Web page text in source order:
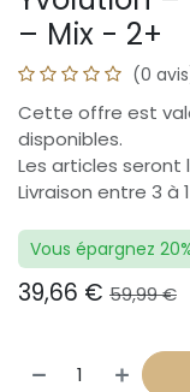
– Mix - 2+
(0
Cette offre est
disponibles.
Les articles seront
Livraison entre 3 à
Vous épargnez
39,66 € 59,99€